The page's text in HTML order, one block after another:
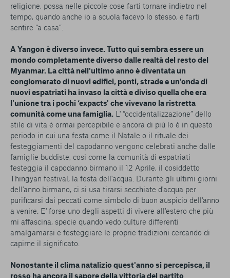
religione, possa nelle piccole cose farti tornare indietro nel
tempo, quando anche io a scuola facevo lo stesso, e farti
sentire “a casa”.
A Yangon è diverso invece. Tutto qui sembra essere un
mondo completamente diverso dalle realtà del resto del
Myanmar. La città nell'ultimo anno è diventata un
conglomerato di nuovi edifici, ponti, strade e un'onda di
nuovi espatriati ha invaso la città e diviso quella che era
l'unione tra i pochi ‘expacts' che vivevano la ristretta
comunità come una famiglia. L' “occidentalizzazione” dello
stile di vita è ormai percepibile e ancora di più lo è in questo
periodo in cui una festa come il Natale o il rituale dei
festeggiamenti del capodanno vengono celebrati anche dalle
famiglie buddiste, cosi come la comunità di espatriati
festeggia il capodanno birmano il 12 Aprile, il cosiddetto
Thingyan festival, la festa dell'acqua. Durante gli ultimi giorni
dell'anno birmano, ci si usa tirarsi secchiate d'acqua per
purificarsi dai peccati come simbolo di buon auspicio dell'anno
a venire. E' forse uno degli aspetti di vivere all'estero che più
mi affascina, specie quando vedo culture differenti
amalgamarsi e festeggiare le proprie tradizioni cercando di
capirne il significato.
Nonostante il clima natalizio quest'anno si percepisca, il
rosso ha ancora il sapore della vittoria del partito